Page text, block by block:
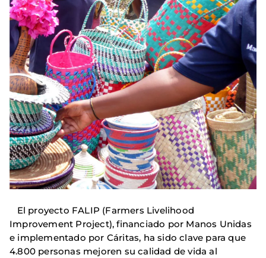
El proyecto FALIP (Farmers Livelihood
Improvement Project), financiado por Manos Unidas
e implementado por Cáritas, ha sido clave para que
4.800 personas mejoren su calidad de vida al